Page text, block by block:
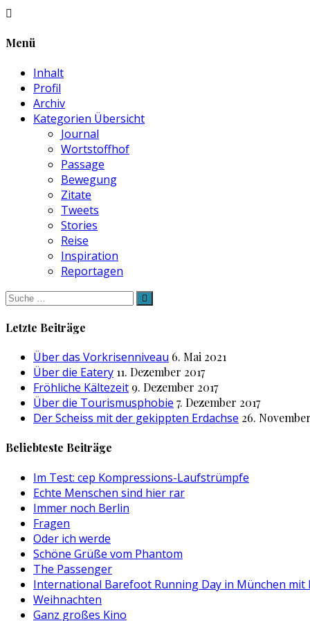
Menü
Inhalt
Profil
Archiv
Kategorien Übersicht
Journal
Wortstoffhof
Passage
Bewegung
Zitate
Tweets
Stories
Reise
Inspiration
Reportagen
Suche
nach:
Letzte Beiträge
Über das Vorkrisenniveau 6. Mai 2021
Über die Eatery 11. Dezember 2017
Fröhliche Kältezeit 9. Dezember 2017
Über die Tourismusphobie 7. Dezember 2017
Der Scheiss mit der gekippten Erdachse 26.
Beliebteste Beiträge
Im Test: cep Kompressions-Laufstrümpfe
Echte Menschen sind hier rar
Immer noch Berlin
Fragen
Oder ich werde
Schöne Grüße vom Phantom
The Passenger
International Barefoot Running Day in München mit
Weihnachten
Ganz großes Kino